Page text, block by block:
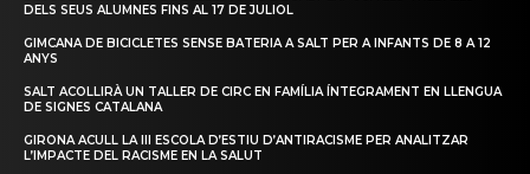
DELS SEUS ALUMNES FINS AL 17 DE JULIOL
GIMCANA DE BICICLETES SENSE BATERIA A SALT PER A INFANTS DE 8 A 12
ANYS
SALT ACOLLIRÀ UN TALLER DE CIRC EN FAMÍLIA ÍNTEGRAMENT EN LLENGUA
DE SIGNES CATALANA
GIRONA ACULL LA III ESCOLA D’ESTIU D’ANTIRACISME PER ANALITZAR
L’IMPACTE DEL RACISME EN LA SALUT